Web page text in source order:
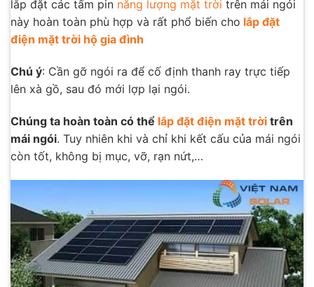
lắp đặt các tấm pin năng lượng mặt trời trên mái ngói
này hoàn toàn phù hợp và rất phổ biến cho lắp đặt
điện mặt trời hộ gia đình
Chú ý: Cần gỡ ngói ra để cố định thanh ray trực tiếp
lên xà gồ, sau đó mới lợp lại ngói.
Chúng ta hoàn toàn có thể lắp đặt điện mặt trời trên
mái ngói. Tuy nhiên khi và chỉ khi kết cấu của mái ngói
còn tốt, không bị mục, vỡ, rạn nứt,…